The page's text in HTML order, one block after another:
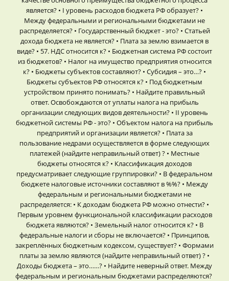
является? • I уровень расходов бюджета РФ образует? •
Между федеральными и региональными бюджетами не
распределяется? • Государственный бюджет - это? • Статьей
дохода бюджета не является? • Плата за землю взимается в
виде? • 57. НДС относится к? • Бюджетная система РФ состоит
из бюджетов? • Налог на имущество предприятия относится
к? • Бюджеты субъектов составляют? • Субсидия – это…? •
Бюджеты субъектов РФ относятся к? • Под бюджетным
устройством принято понимать? • Найдите правильный
ответ. Освобождаются от уплаты налога на прибыль
организации следующих видов деятельности? • II уровень
бюджетной системы РФ - это? • Объектом налога на прибыль
предприятий и организации является? • Плата за
пользование недрами осуществляется в форме следующих
платежей (найдите неправильный ответ) ? • Местные
бюджеты относятся к? • Классификация доходов
предусматривает следующие группировки? • В федеральном
бюджете налоговые источники составляют в %%? • Между
федеральным и региональными бюджетами не
распределяется: • К доходам бюджета РФ можно отнести? •
Первым уровнем функциональной классификации расходов
бюджета являются? • Земельный налог относится к? • В
федеральные налоги и сборы не включается? • Принципов,
закреплённых бюджетным кодексом, существует? • Формами
платы за землю являются (найдите неправильный ответ) ? •
Доходы бюджета – это……? • Найдите неверный ответ. Между
федеральным и региональным бюджетами распределяются?